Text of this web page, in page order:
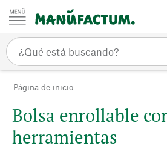
Ir al contenido
Página de inicio
Bolsa enrollable
herramientas